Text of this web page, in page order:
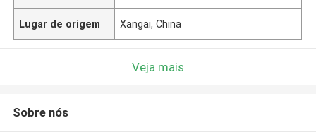
Lugar de origem Xangai, China
Veja mais
Sobre nós